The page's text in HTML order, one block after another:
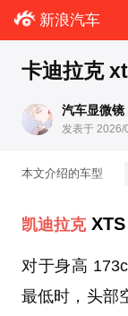
新浪汽车
卡迪拉克
汽车显微镜
发表于 2026/
本文介绍的车型
凯迪拉克XTS
对于身高
最低时，头部